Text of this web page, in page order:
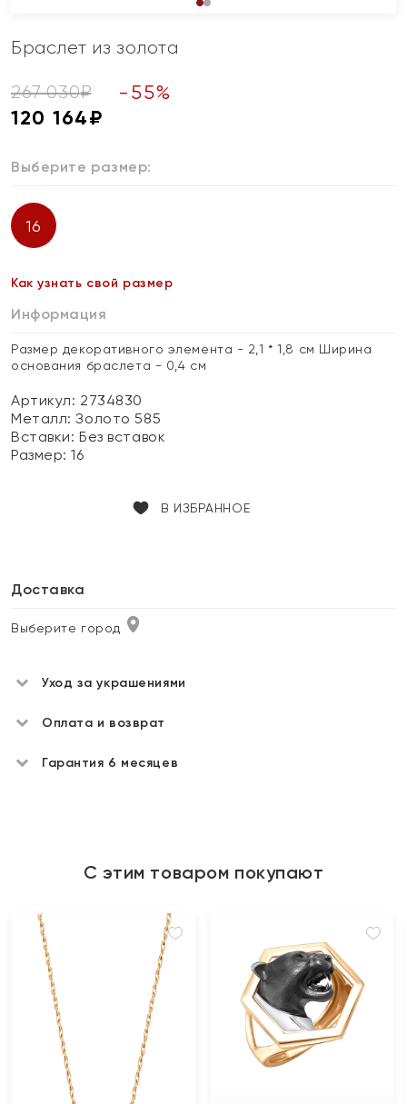
Браслет из золота
267 030₽ - 55%
120 164₽
Выберите размер:
16
Как узнать свой размер
Информация
Размер декоративного элемента - 2,1 * 1,8 см Ширина
основания браслета - 0,4 см
Артикул: 2734830
Металл:Золото 585
Вставки:Без вставок
Размер:16
В ИЗБРАННОЕ
Доставка
Выберите город
Уход за украшениями
Оплата и возврат
Гарантия 6 месяцев
С этим товаром покупают